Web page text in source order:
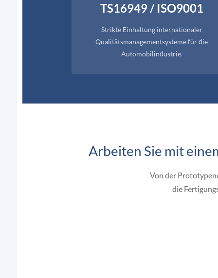
TS16949 / ISO9001
Strikte Einhaltung internationaler
Qualitätsmanagementsysteme für die
Automobilindustrie.
Arbeiten Sie mit
Von der
die